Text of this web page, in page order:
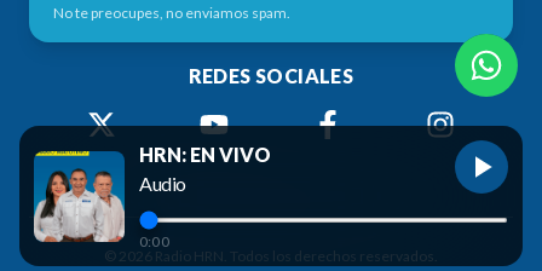
No te preocupes, no enviamos spam.
REDES SOCIALES
© 2026 Radio HRN. Todos los derechos reservados.
HRN: EN VIVO
Audio
0:00